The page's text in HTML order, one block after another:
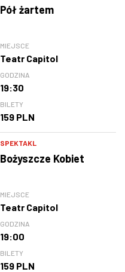
Pół żartem
MIEJSCE
Teatr Capitol
GODZINA
19:30
BILETY
159 PLN
SPEKTAKL
Bożyszcze Kobiet
MIEJSCE
Teatr Capitol
GODZINA
19:00
BILETY
159 PLN